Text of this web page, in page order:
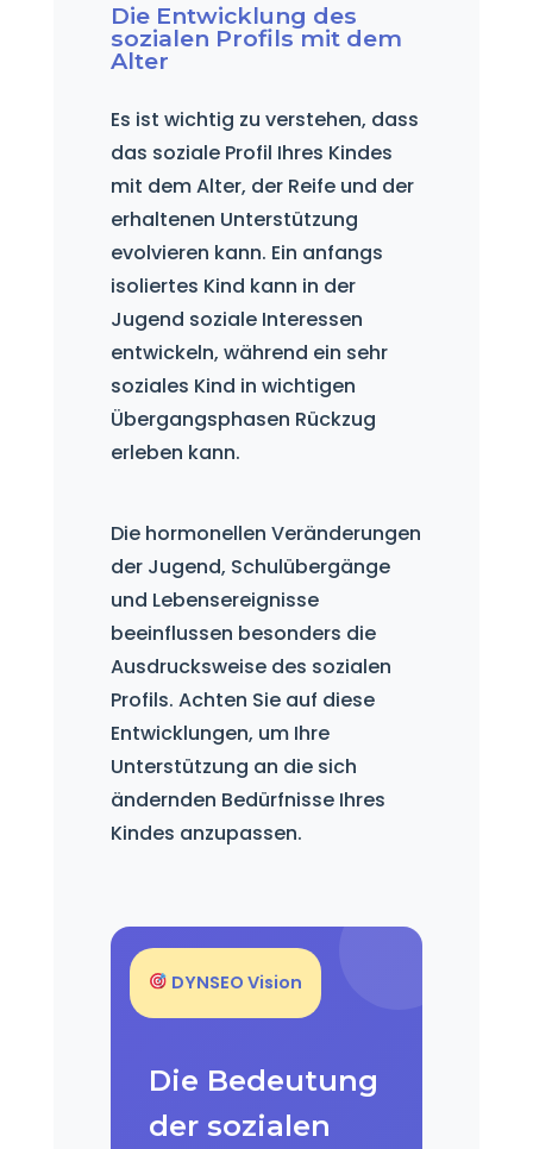
Die Entwicklung des
sozialen Profils mit dem
Alter
Es ist wichtig zu verstehen, dass
das soziale Profil Ihres Kindes
mit dem Alter, der Reife und der
erhaltenen Unterstützung
evolvieren kann. Ein anfangs
isoliertes Kind kann in der
Jugend soziale Interessen
entwickeln, während ein sehr
soziales Kind in wichtigen
Übergangsphasen Rückzug
erleben kann.
Die hormonellen Veränderungen
der Jugend, Schulübergänge
und Lebensereignisse
beeinflussen besonders die
Ausdrucksweise des sozialen
Profils. Achten Sie auf diese
Entwicklungen, um Ihre
Unterstützung an die sich
ändernden Bedürfnisse Ihres
Kindes anzupassen.
DYNSEO Vision
Die Bedeutung
der sozialen